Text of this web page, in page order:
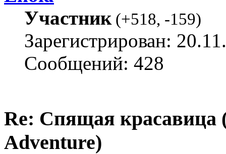
Участник(+518, -159)
Зарегистрирован:
Сообщений: 428
Re: Спящая красавица
Adventure)